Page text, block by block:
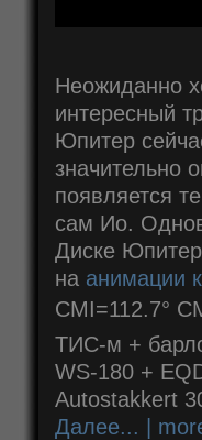
Неожиданно
интересный
Юпитер
значительно
появляется
сам Ио.
Диске
на анимации
CMI=112.7°
ТИС-м +
WS-180 +
Autostakkert
Далее... |